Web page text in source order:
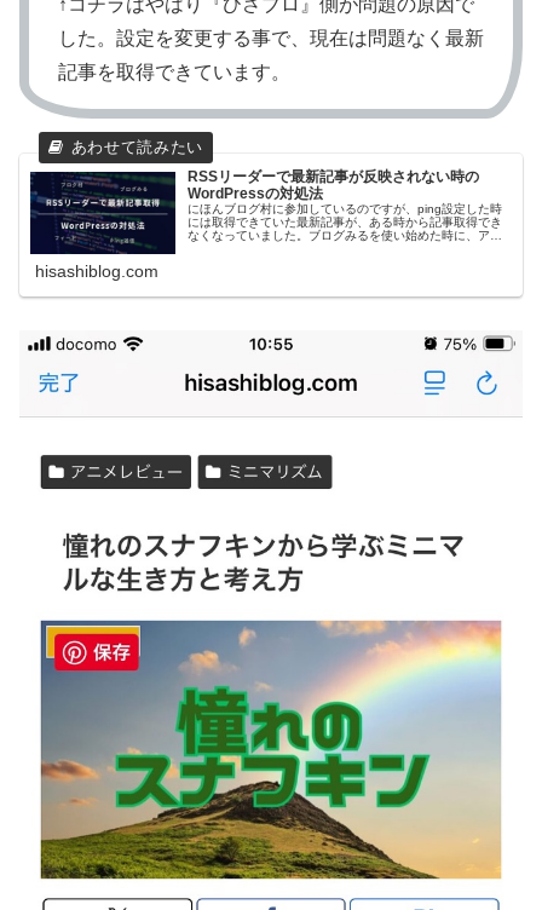
↑コチラはやはり『ひさブロ』側が問題の原因で
した。設定を変更する事で、現在は問題なく最新
記事を取得できています。
RSSリーダーで最新記事が反映されない時の
WordPressの対処法
にほんブログ村に参加しているのですが、ping設定した時
には取得できていた最新記事が、ある時から記事取得でき
なくなっていました。ブログみるを使い始めた時に、アプ
hisashiblog.com